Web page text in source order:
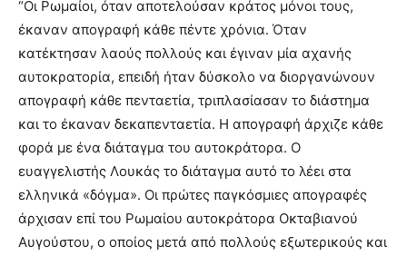
“Οι Ρωμαίοι, όταν αποτελούσαν κράτος μόνοι τους,
έκαναν απογραφή κάθε πέντε χρόνια. Όταν
κατέκτησαν λαούς πολλούς και έγιναν μία αχανής
αυτοκρατορία, επειδή ήταν δύσκολο να διοργανώνουν
απογραφή κάθε πενταετία, τριπλασίασαν το διάστημα
και το έκαναν δεκαπενταετία. Η απογραφή άρχιζε κάθε
φορά με ένα διάταγμα του αυτοκράτορα. Ο
ευαγγελιστής Λουκάς το διάταγμα αυτό το λέει στα
ελληνικά «δόγμα». Οι πρώτες παγκόσμιες απογραφές
άρχισαν επί του Ρωμαίου αυτοκράτορα Οκταβιανού
Αυγούστου, ο οποίος μετά από πολλούς εξωτερικούς και